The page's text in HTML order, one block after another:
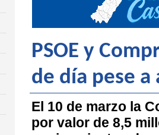
PSOE y
de día pese
El 10 de marzo la
por valor de 8,5